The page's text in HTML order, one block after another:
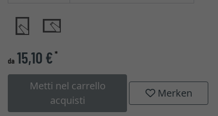
da 15,10 €*
Metti nel carrello
acquisti
Merken